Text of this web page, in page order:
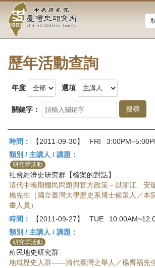
要
中
央
研
究
院-
臺
灣
史
研
究
所-
首
頁
歷年活動查詢
年度 選項
關鍵字：
時間： 【2011-09-30】 FRI
類別 / 主講人 / 講題：
研究群活動
社會經濟史研究群【檔案的對話】
清代中晚期棚民問題與官方政策－以浙江、安
樵先生（國立臺灣大學歷史系博士候選人／本
畫人員）
時間：
【2011-09-27】 TUE
類別 / 主講人 / 講題：
研究群活動
殖民地史研究群
地域歷史人群——清代臺灣之舉人／楊齊福先